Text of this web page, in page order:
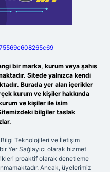
bir marka, kurum veya şahıs
Sitede yalnızca kendi
Burada yer alan içerikler
kurum ve kişiler hakkında
ve kişiler ile isim
bilgiler taslak
Teknolojileri ve İletişim
Yer Sağlayıcı olarak hizmet
proaktif olarak denetleme
Ancak, üyelerimiz